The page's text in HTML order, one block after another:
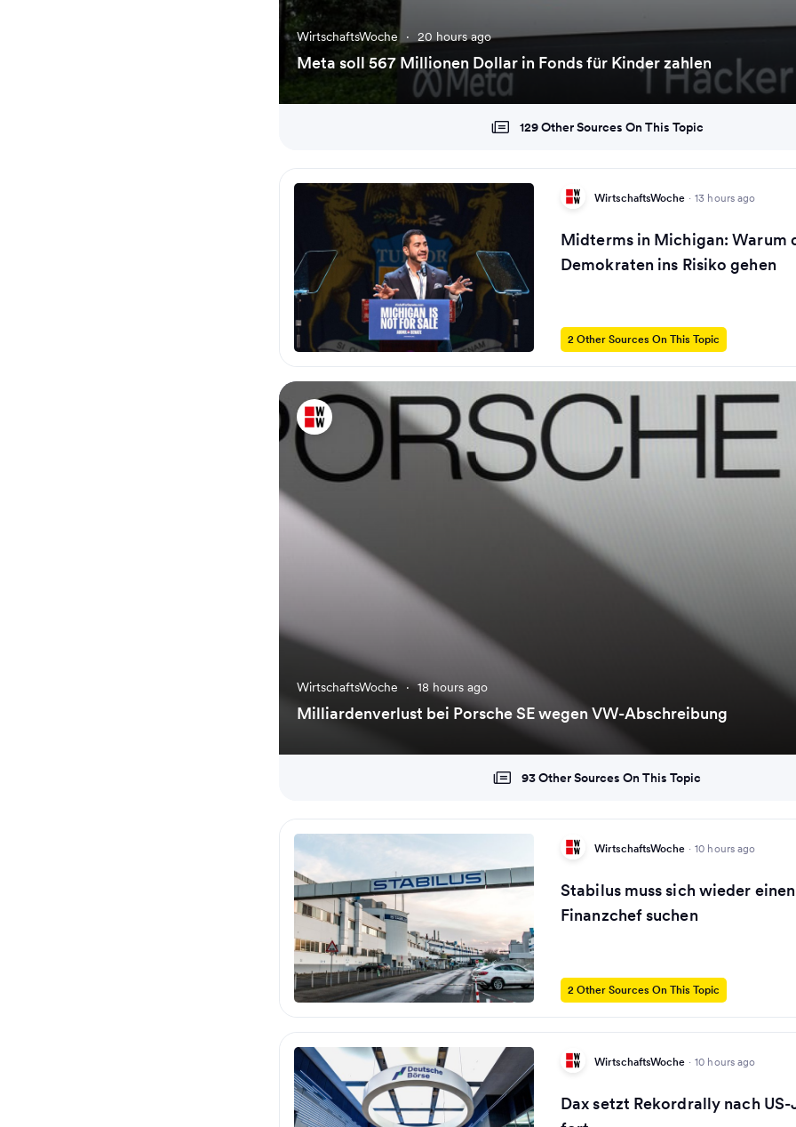
WirtschaftsWoche · 20 hours ago
Meta soll 567 Millionen Dollar in Fonds für Kinder zahlen
129 Other Sources On This Topic
WirtschaftsWoche · 13 hours ago
Midterms in Michigan: Warum
Demokraten ins Risiko gehen
2 Other Sources On This Topic
WirtschaftsWoche · 18 hours ago
Milliardenverlust bei Porsche SE wegen VW-Abschreibung
93 Other Sources On This Topic
WirtschaftsWoche · 10 hours ago
Stabilus muss sich wieder
Finanzchef suchen
2 Other Sources On This Topic
WirtschaftsWoche · 10 hours ago
Dax setzt Rekordrally nach